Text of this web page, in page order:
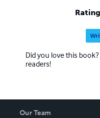
Did you love this
readers!
Our Team